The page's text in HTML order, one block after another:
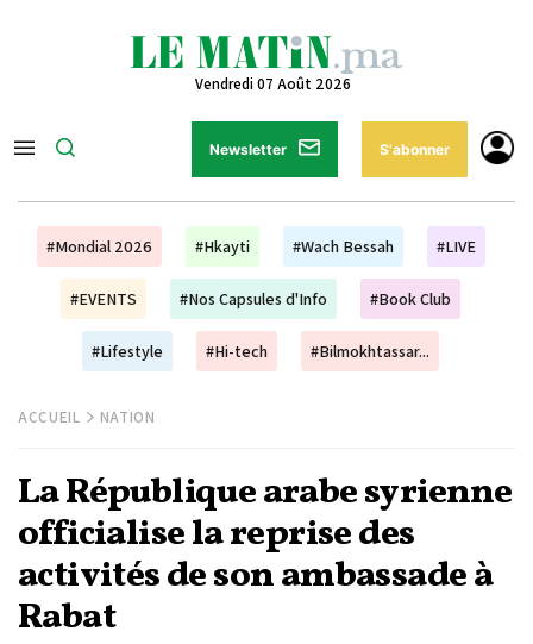
Vendredi 07 Août 2026
Newsletter S'abonner
#Mondial 2026 #Hkayti #Wach Bessah #LIVE
#EVENTS #Nos Capsules d'Info #Book Club
#Lifestyle #Hi-tech #Bilmokhtassar...
ACCUEIL NATION
La République arabe syrienne
officialise la reprise des
activités de son ambassade à
Rabat